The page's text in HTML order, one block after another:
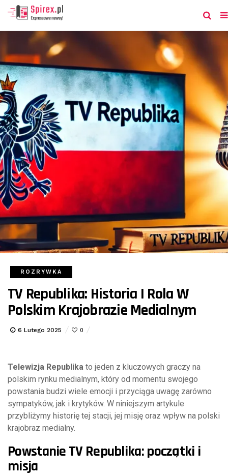
ROZRYWKA
TV Republika: Historia I Rola W
Polskim Krajobrazie Medialnym
6 Lutego 2025 0
Telewizja Republika to jeden z kluczowych graczy na
polskim rynku medialnym, który od momentu swojego
powstania budzi wiele emocji i przyciąga uwagę zarówno
sympatyków, jak i krytyków. W niniejszym artykule
przybliżymy historię tej stacji, jej misję oraz wpływ na polski
krajobraz medialny.
Powstanie TV Republika: początki i
misja